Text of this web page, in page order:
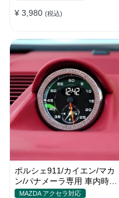
ル
¥ 3,980 (税込)
ポルシェ911/カイエン/マカ
ン/パナメーラ専用 車内時計
ステッカー ダイヤモンド合金
MAZDA アクセラ対応